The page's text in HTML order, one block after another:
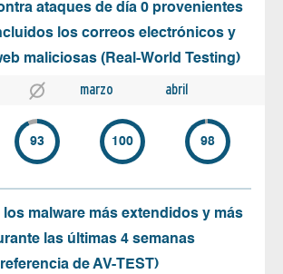
ataques de día 0 provenientes
los correos electrónicos y
maliciosas (Real-World Testing)
marzo abril
93 100 98
malware más extendidos y más
las últimas 4 semanas
de AV-TEST)